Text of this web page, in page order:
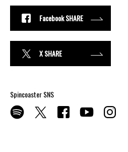
Facebook SHARE
X SHARE
Spincoaster SNS